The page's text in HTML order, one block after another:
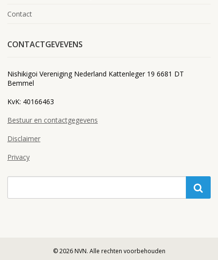
Contact
CONTACTGEVEVENS
Nishikigoi Vereniging Nederland Kattenleger 19 6681 DT
Bemmel
KvK: 40166463
Bestuur en contactgegevens
Disclaimer
Privacy
© 2026 NVN. Alle rechten voorbehouden